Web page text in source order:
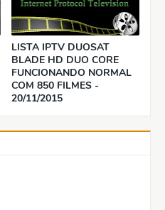
LISTA IPTV DUOSAT
BLADE HD DUO CORE
FUNCIONANDO NORMAL
COM 850 FILMES -
20/11/2015